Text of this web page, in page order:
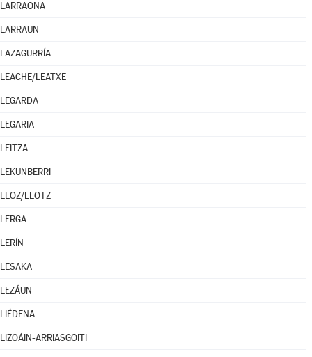
LARRAONA
LARRAUN
LAZAGURRÍA
LEACHE/LEATXE
LEGARDA
LEGARIA
LEITZA
LEKUNBERRI
LEOZ/LEOTZ
LERGA
LERÍN
LESAKA
LEZÁUN
LIÉDENA
LIZOÁIN-ARRIASGOITI